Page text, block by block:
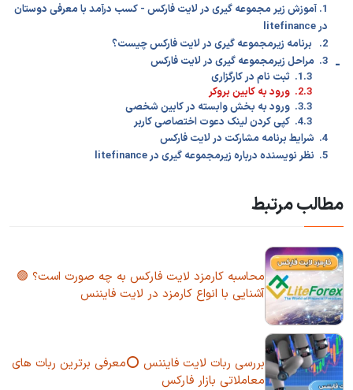
1. آموزش زیر مجموعه گیری در لایت فارکس - کسب درآمد با معرفی دوستان
در litefinance
2. برنامه زیرمجموعه گیری در لایت فارکس چیست؟
3. مراحل زیرمجموعه گیری در لایت فارکس -
1.3. ثبت نام در کارگزاری
2.3. ورود به کابین بروکر
3.3. ورود به بخش وابسته در کابین شخصی
4.3. کپی کردن لینک دعوت اختصاصی کاربر
4. شرایط برنامه مشارکت در لایت فارکس
5. نظر نویسنده درباره زیرمجموعه گیری در litefinance
مطالب مرتبط
محاسبه کارمزد لایت فارکس به چه صورت است؟ 🟢
آشنایی با انواع کارمزد در لایت فایننس
بررسی ربات لایت فایننس ⭕معرفی برترین ربات های
معاملاتی بازار فارکس